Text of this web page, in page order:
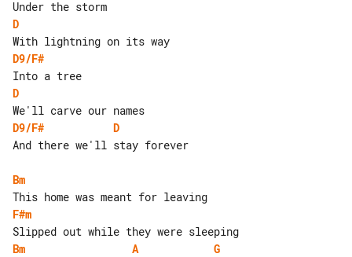
D
D9/F#
D
D9/F#
D
And there we'll stay forever
Bm
F#m
Bm
A
G